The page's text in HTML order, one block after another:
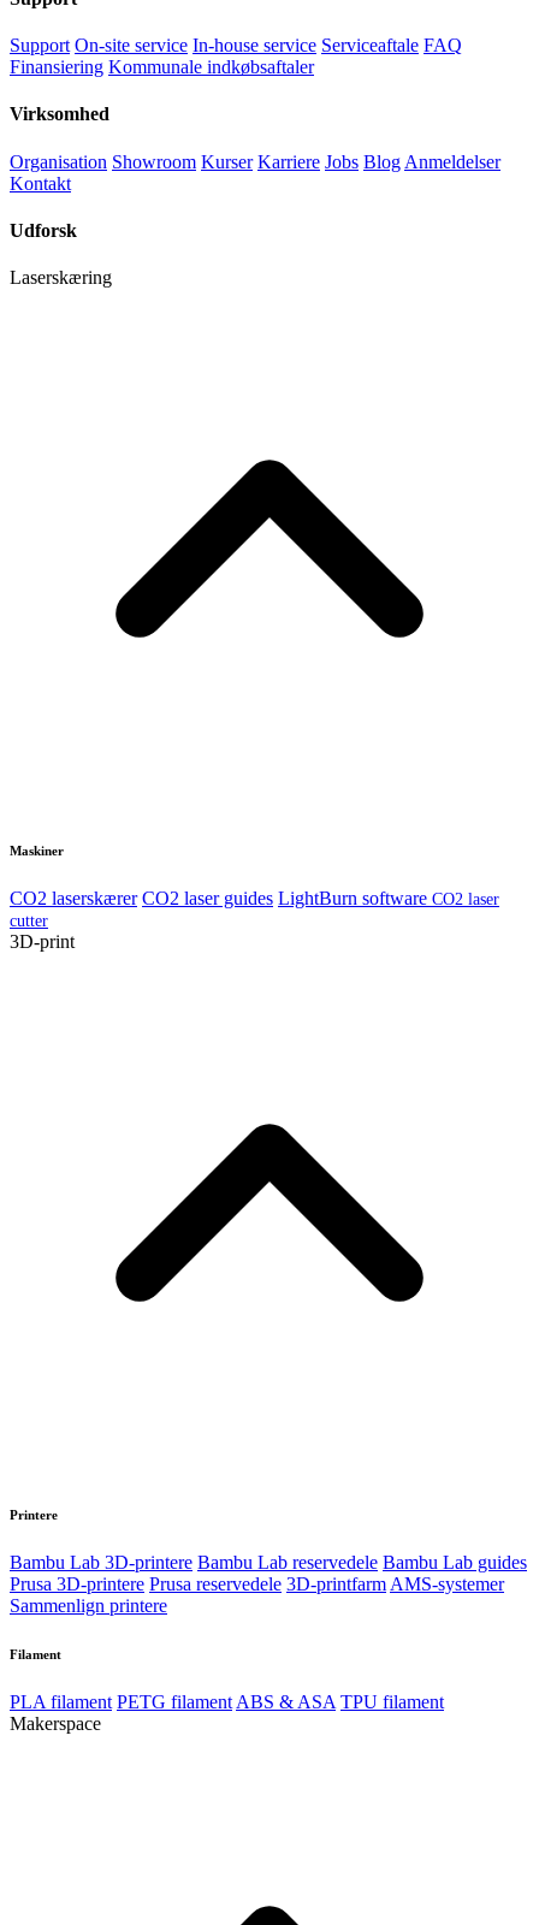
Support On-site service In-house service Serviceaftale FAQ
Finansiering Kommunale indkøbsaftaler
Virksomhed
Organisation Showroom Kurser Karriere Jobs Blog Anmeldelser
Kontakt
Udforsk
Laserskæring
Maskiner
CO2 laserskærer CO2 laser guides LightBurn software CO2 laser
cutter
3D-print
Printere
Bambu Lab 3D-printere Bambu Lab reservedele Bambu Lab guides
Prusa 3D-printere Prusa reservedele 3D-printfarm AMS-systemer
Sammenlign printere
Filament
PLA filament PETG filament ABS & ASA TPU filament
Makerspace